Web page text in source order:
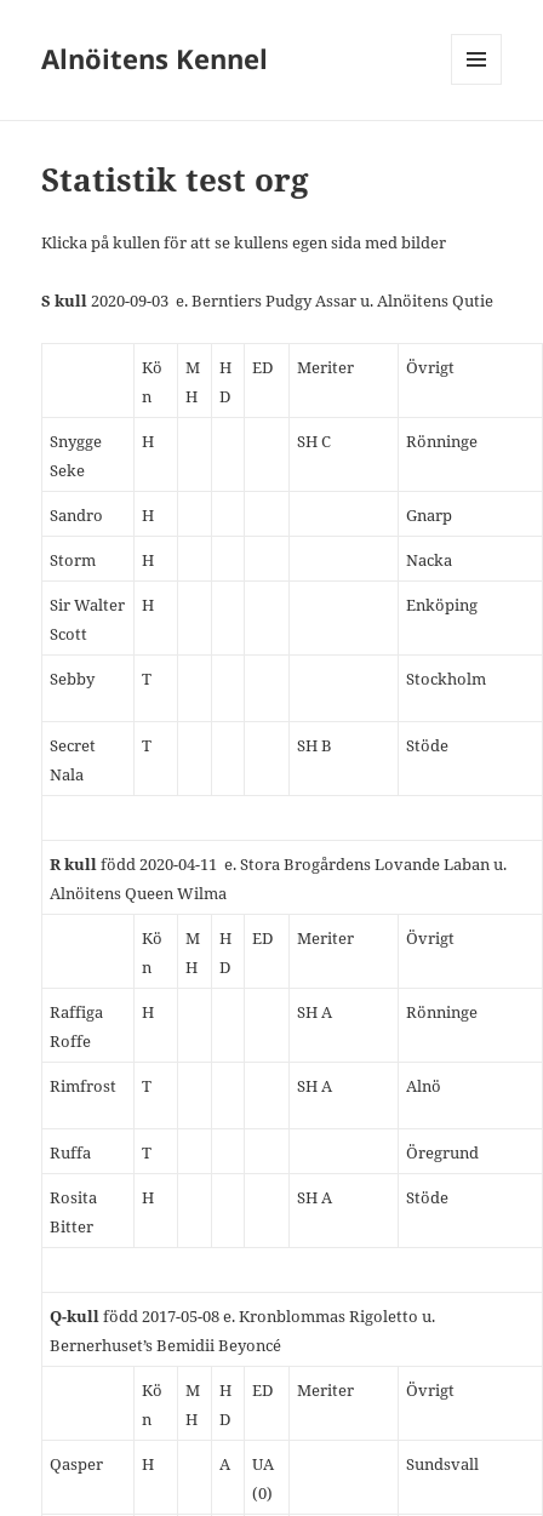
Alnöitens Kennel
Statistik test org
Klicka på kullen för att se kullens egen sida med bilder
S kull2020-09-03 e. Berntiers Pudgy Assar u. Alnöitens Qutie
Kö
n
M
H
H
D
ED Meriter Övrigt
Snygge
Seke
H SH C Rönninge
Sandro H Gnarp
Storm H Nacka
Sir Walter
Scott
H Enköping
Sebby T Stockholm
Secret
Nala
T SH B Stöde
R kullfödd2020-04-11 e. Stora Brogårdens Lovande Laban u.
Alnöitens Queen Wilma
Kö
n
M
H
H
D
ED Meriter Övrigt
Raffiga
Roffe
H SH A Rönninge
Rimfrost T SH A Alnö
Ruffa T Öregrund
Rosita
Bitter
H SH A Stöde
Q-kullfödd 2017-05-08 e. Kronblommas Rigoletto u.
Bernerhuset’s Bemidii Beyoncé
Kö
n
M
H
H
D
ED Meriter Övrigt
Qasper H A
UA
(0)
Sundsvall